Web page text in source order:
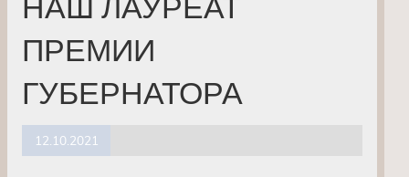
ПРЕМИИ
ГУБЕРНАТОРА
12.10.2021